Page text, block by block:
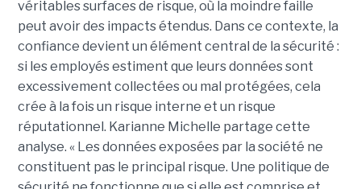
véritables surfaces de risque, où la moindre faille
peut avoir des impacts étendus. Dans ce contexte, la
confiance devient un élément central de la sécurité :
si les employés estiment que leurs données sont
excessivement collectées ou mal protégées, cela
crée à la fois un risque interne et un risque
réputationnel. Karianne Michelle partage cette
analyse. « Les données exposées par la société ne
constituent pas le principal risque. Une politique de